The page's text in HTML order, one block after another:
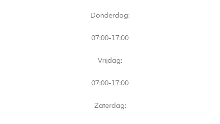
Donderdag:
07:00-17:00
Vrijdag:
07:00-17:00
Zaterdag: